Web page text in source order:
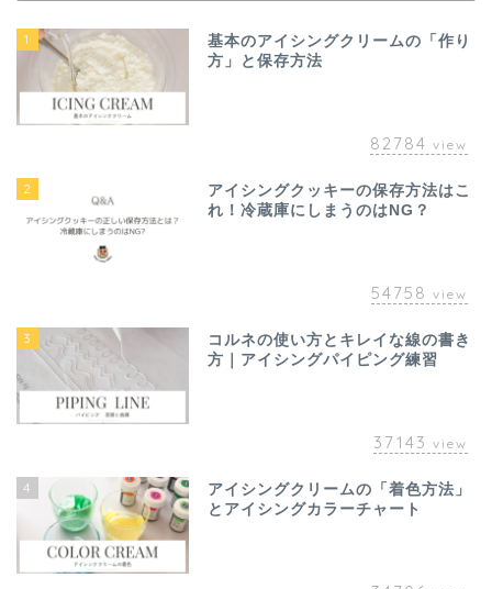
1
基本のアイシングクリームの「作り
方」と保存方法
82784 view
2
アイシングクッキーの保存方法はこ
れ！冷蔵庫にしまうのはNG？
54758 view
3
コルネの使い方とキレイな線の書き
方｜アイシングパイピング練習
37143 view
4
アイシングクリームの「着色方法」
とアイシングカラーチャート